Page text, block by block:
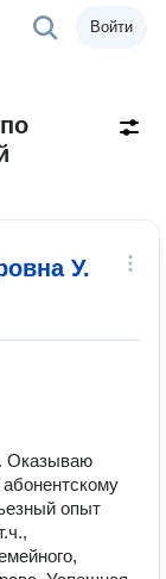
Войти
У.
Оказываю
опыт